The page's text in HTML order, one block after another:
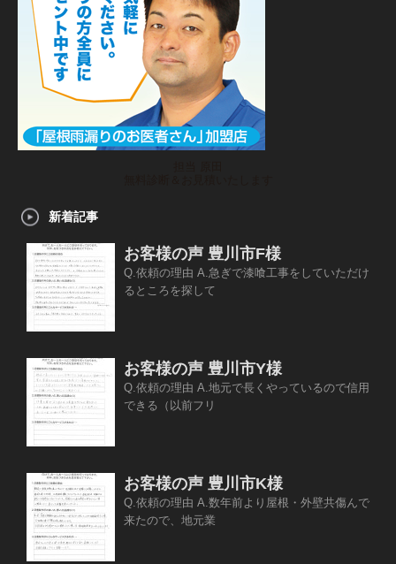
新着記事
お客様の声 豊川市F様
Q.依頼の理由 A.急ぎで漆喰工事をしていただけ
るところを探して
お客様の声 豊川市Y様
Q.依頼の理由 A.地元で長くやっているので信用
できる（以前フリ
お客様の声 豊川市K様
Q.依頼の理由 A.数年前より屋根・外壁共傷んで
来たので、地元業